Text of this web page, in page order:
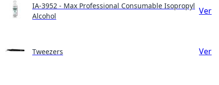
IA-3952 - Max Professional Consumable Isopropyl
Alcohol
Ver
Tweezers Ver